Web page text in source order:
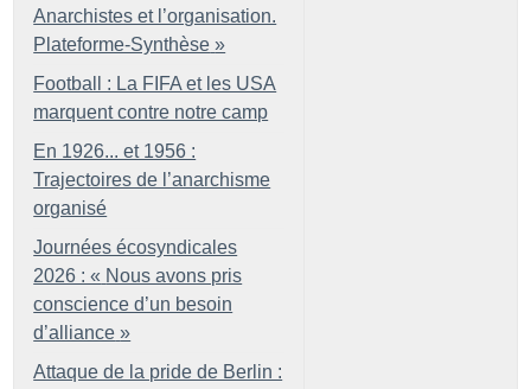
Anarchistes et l’organisation.
Plateforme-Synthèse »
Football : La FIFA et les USA
marquent contre notre camp
En 1926... et 1956 :
Trajectoires de l’anarchisme
organisé
Journées écosyndicales
2026 : « Nous avons pris
conscience d’un besoin
d’alliance »
Attaque de la pride de Berlin :